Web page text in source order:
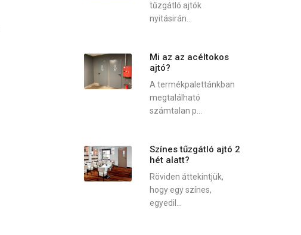
tűzgátló ajtók
nyitásirán...
Mi az az acéltokos
ajtó?
A termékpalettánkban
megtalálható
számtalan p...
Színes tűzgátló ajtó 2
hét alatt?
Röviden áttekintjük,
hogy egy színes,
egyedil...